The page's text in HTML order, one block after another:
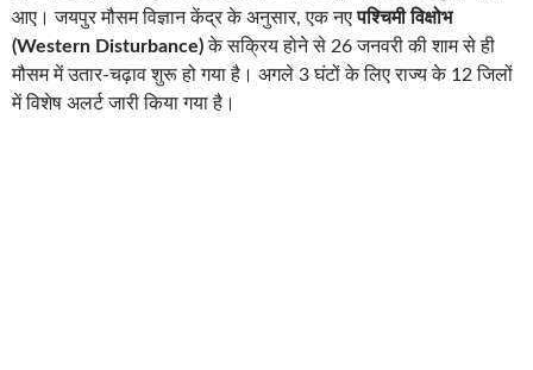
आए। जयपुर मौसम विज्ञान केंद्र के अनुसार, एक नएपश्चिमी विक्षोभ
(Western Disturbance)के सक्रिय होने से 26 जनवरी की शाम से ही
मौसम में उतार-चढ़ाव शुरू हो गया है। अगले 3 घंटों के लिए राज्य के 12 जिलों
में विशेष अलर्ट जारी किया गया है।